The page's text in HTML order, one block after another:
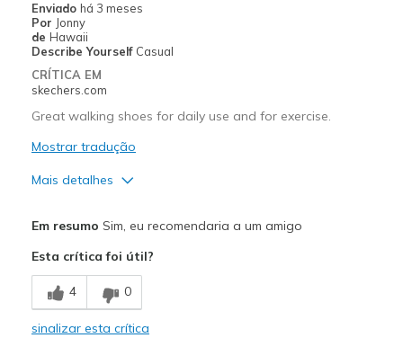
Width
Sizing
Feels true to size
View On Shoes
Enviado há 3 meses
Por Jonny
de Hawaii
Describe Yourself Casual
CRÍTICA EM
skechers.com
Great walking shoes for daily use and for exercise.
Mostrar tradução
Mais detalhes
Comfortable
Durable
Em resumo Sim, eu recomendaria a um amigo
Esta crítica foi útil?
4 0
sinalizar esta crítica